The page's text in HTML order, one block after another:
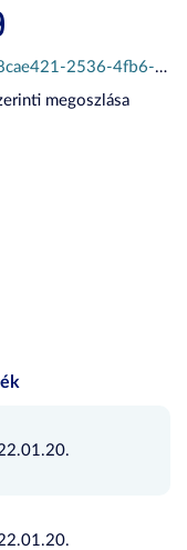
a378-123e01909081/download/stat2019_3_6_1_5.xlsx
megoszlása